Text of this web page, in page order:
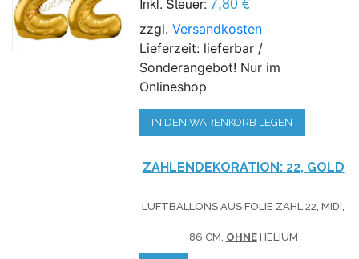
zzgl.Versandkosten
Lieferzeit: lieferbar /
Sonderangebot! Nur im
Onlineshop
IN DEN WARENKORB LEGEN
ZAHLENDEKORATION: 22, GOLD
LUFTBALLONS AUS FOLIE ZAHL 22, MIDI,
86 CM, OHNEHELIUM